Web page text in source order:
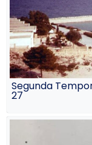
Segunda
27